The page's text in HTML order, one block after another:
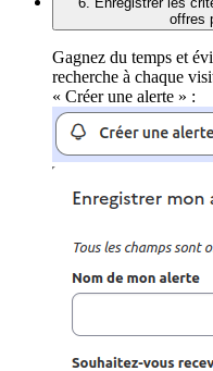
offres
Gagnez du temps et
recherche à chaque
« Créer une alerte » :